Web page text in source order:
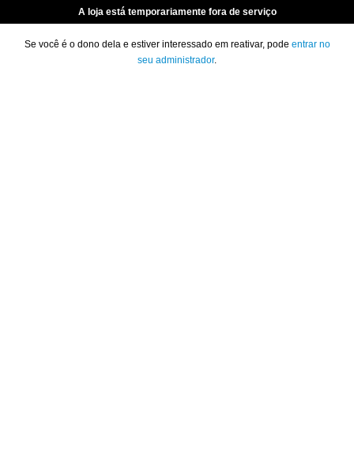
A loja está temporariamente fora de serviço
Se você é o dono dela e estiver interessado em reativar, pode entrar no
seu administrador.